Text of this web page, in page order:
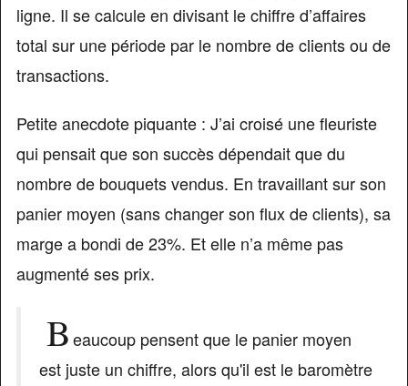
ligne. Il se calcule en divisant le chiffre d’affaires
total sur une période par le nombre de clients ou de
transactions.
Petite anecdote piquante : J’ai croisé une fleuriste
qui pensait que son succès dépendait que du
nombre de bouquets vendus. En travaillant sur son
panier moyen (sans changer son flux de clients), sa
marge a bondi de 23%. Et elle n’a même pas
augmenté ses prix.
Beaucoup pensent que le panier moyen
est juste un chiffre, alors qu'il est le baromètre